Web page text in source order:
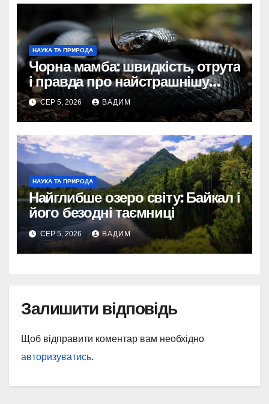
НАУКА ТА ПРИРОДА
Чорна мамба: швидкість, отрута
і правда про найстрашнішу
змію Африки
СЕР 5, 2026 ВАДИМ
НАУКА ТА ПРИРОДА
Найглибше озеро світу: Байкал і
його безодні таємниці
СЕР 5, 2026 ВАДИМ
Залишити відповідь
Щоб відправити коментар вам необхідно
авторизуватись.